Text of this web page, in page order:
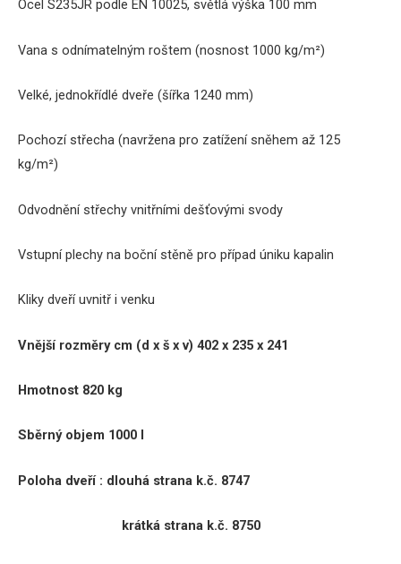
Ocel S235JR podle EN 10025, světlá výška 100 mm
Vana s odnímatelným roštem (nosnost 1000 kg/m²)
Velké, jednokřídlé dveře (šířka 1240 mm)
Pochozí střecha (navržena pro zatížení sněhem až 125
kg/m²)
Odvodnění střechy vnitřními dešťovými svody
Vstupní plechy na boční stěně pro případ úniku kapalin
Kliky dveří uvnitř i venku
Vnější rozměry cm (d x š x v) 402 x 235 x 241
Hmotnost 820 kg
Sběrný objem 1000
Poloha dveří : dlouhá strana k.č. 8747
krátká strana k.č. 8750